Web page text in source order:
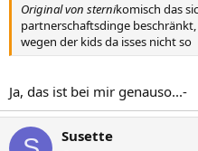
Original von sternikomisch das
partnerschaftsdinge
wegen der kids da isses nicht so
Ja, das ist bei mir genauso...-
Susette